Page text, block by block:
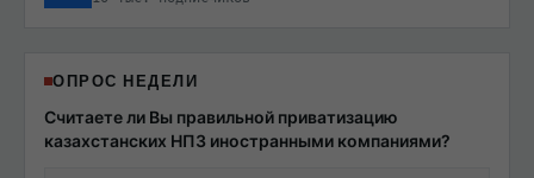
ОПРОС НЕДЕЛИ
Считаете ли Вы правильной приватизацию
казахстанских НПЗ иностранными компаниями?